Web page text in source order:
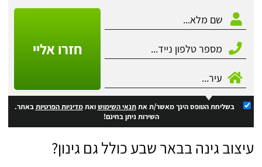
חזרו אליי
בשליחת הטופס הינך מאשר/ת אתתנאי השימושואתמדיניות הפרטיותבאתר.
השירות ניתן בחינם!
עיצוב גינה בבאר שבע כולל גם גינון?